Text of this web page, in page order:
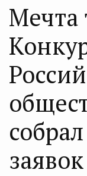
Мечта